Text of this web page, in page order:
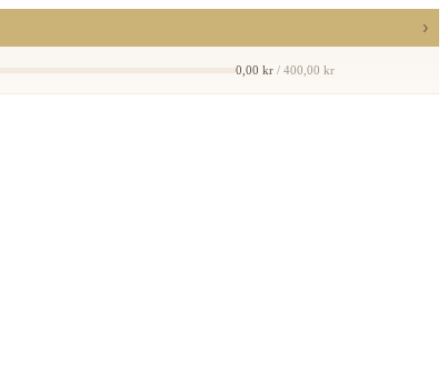
›
0,00 kr / 400,00 kr